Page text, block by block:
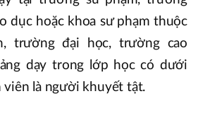
dục hoặc khoa sư phạm thuộc
trường đại học, trường cao
dạy trong lớp học có dưới
viên là người khuyết tật.